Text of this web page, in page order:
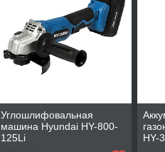
Углошлифовальная
машина Hyundai HY-800-
125Li
HY-